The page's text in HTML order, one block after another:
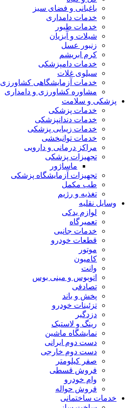
باغبانی و فضای سبز
خدمات دامداری
خدمات طیور
شیلات و آبزیان
زنبور عسل
کرم ابریشم
خدمات دامپزشکی
سیلوی غلات
خدمات آزمایشگاهی کشاورزی
مشاوره کشاورزی و دامداری
پزشکی و سلامت
خدمات پزشکی
خدمات دندانپزشکی
خدمات زیبایی پزشکی
خدمات توانبخشی
مراکز درمانی و دارویی
تجهیزات پزشکی
ماساژور
تجهیزات آزمایشگاه پزشکی
طب مکمل
تغذیه و رژیم
وسایل نقلیه
لوازم یدکی
تعمیرگاه
خدمات جانبی
قطعات خودرو
موتور
کامیون
وانت
اتوبوس و مینی بوس
تصادفی
پخش و باند
تزئینات خودرو
دزدگیر
رینگ و لاستیک
نمایشگاه ماشین
دست دوم ایرانی
دست دوم خارجی
صفر کیلومتر
فروش قسطی
وام خودرو
فروش حواله
خدمات ساختمانی